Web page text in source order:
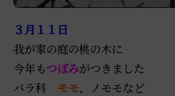
３月１１日
我が家の庭の桃の木に
今年もつぼみがつきました
バラ科モモ、ノモモなど